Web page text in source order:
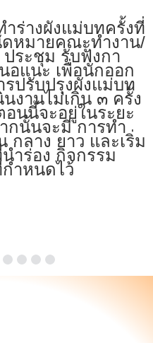
ร่างผังแม่บทครั้งที่
ดหมายคณะทํางาน/
ระชุม รับฟังกา
อแนะ เพื่อนักออก
ปรับปรุงผังแม่บท
งานไม่เกิน ๓ ครั้ง
นนี้จะอยู่ในระยะ
กนั้นจะมี การทํา
กลาง ยาว และเริ่ม
าร่อง กิจกรรม
าหนดไว้